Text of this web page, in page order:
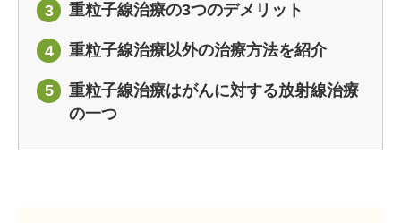
3 重粒子線治療の3つのデメリット
4 重粒子線治療以外の治療方法を紹介
5
重粒子線治療はがんに対する放射線治療
の一つ